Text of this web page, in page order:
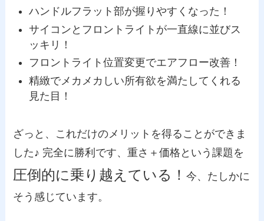
ハンドルフラット部が握りやすくなった！
サイコンとフロントライトが一直線に並びス
ッキリ！
フロントライト位置変更でエアフロー改善！
精緻でメカメカしい所有欲を満たしてくれる
見た目！
ざっと、これだけのメリットを得ることができま
した♪ 完全に勝利です、重さ＋価格という課題を
圧倒的に乗り越えている！今、たしかに
そう感じています。